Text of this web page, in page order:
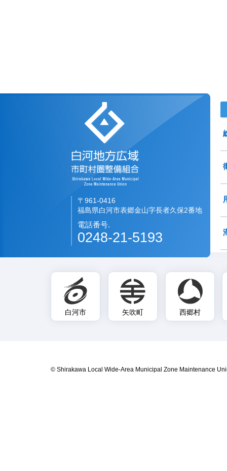
白河地方広域市町村圏
〒961-0416
福島県白河市表郷金山字長者久保2番地
電話番号.
0248-21-5193
白河市 矢吹町 西郷村
© Shirakawa Local Wide-Area Municipal Zone Maintenance